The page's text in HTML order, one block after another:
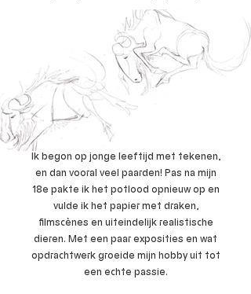
Ik begon op jonge leeftijd met tekenen,
en dan vooral veel paarden! Pas na mijn
18e pakte ik het potlood opnieuw op en
vulde ik het papier met draken,
filmscènes en uiteindelijk realistische
dieren. Met een paar exposities en wat
opdrachtwerk groeide mijn hobby uit tot
een echte passie.